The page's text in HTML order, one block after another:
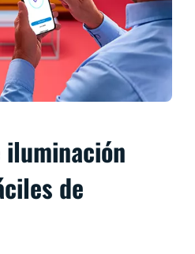
iluminación
de